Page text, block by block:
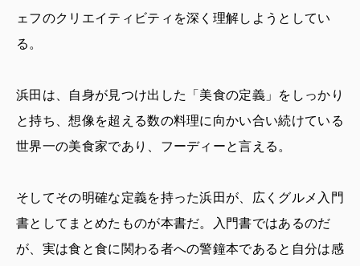
ェフのクリエイティビティを深く理解しようとしてい
る。
浜田は、自身が見つけ出した「美食の定義」をしっかり
と持ち、想像を超える数の料理に向かい合い続けている
世界一の美食家であり、フーディーと言える。
そしてその明確な定義を持った浜田が、広くグルメ入門
書としてまとめたものが本書だ。入門書ではあるのだ
が、実は食と食に関わる者への警鐘本であると自分は感